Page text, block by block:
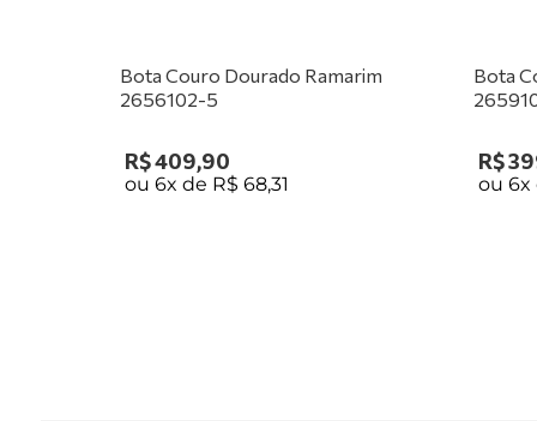
Bota Couro Dourado Ramarim
2656102-5
R$409,90
ou6x de R$ 68,31
Bota
R$
ou6x